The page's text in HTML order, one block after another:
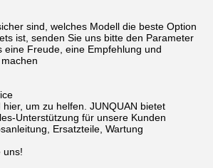
sind, welches Modell die beste Option
ist, senden Sie uns bitte den Parameter
eine Freude, eine Empfehlung und
um zu helfen. JUNQUAN bietet
Unterstützung für unsere Kunden
Ersatzteile, Wartung
uns!